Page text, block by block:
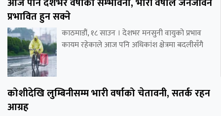
प्रभावित हुन सक्ने
काठमाडौं, १८ साउन । देशभर मनसुनी वायुको प्रभाव
कायम रहेकाले आज पनि अधिकांश क्षेत्रमा बदलीसँगै
कोशीदेखि लुम्बिनीसम्म भारी वर्षाको चेतावनी, सतर्क रहन
आग्रह